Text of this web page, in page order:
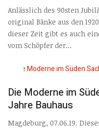
Anlässlich des 90sten
original Bänke aus den
dieser Zeit gibt es auch
vom Schöpfer der...
Die Moderne im
Jahre Bauhaus
Magdeburg, 07.06.19.